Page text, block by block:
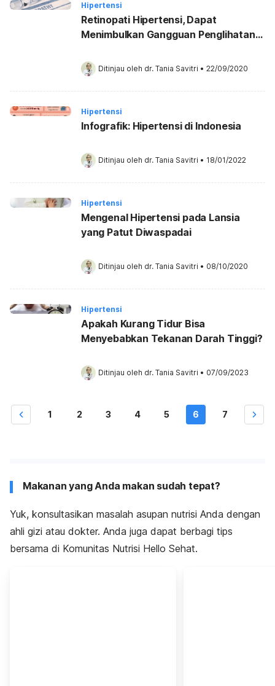
Hipertensi
Retinopati Hipertensi, Dapat
Menimbulkan Gangguan Penglihatan
Ditinjau oleh dr. Tania Savitri • 22/09/2020
Hipertensi
Infografik: Hipertensi di Indonesia
Ditinjau oleh dr. Tania Savitri • 18/01/2022
Hipertensi
Mengenal Hipertensi pada Lansia
yang Patut Diwaspadai
Ditinjau oleh dr. Tania Savitri • 08/10/2020
Hipertensi
Apakah Kurang Tidur Bisa
Menyebabkan Tekanan Darah Tinggi?
Ditinjau oleh dr. Tania Savitri • 07/09/2023
1 2 3 4 5 6 7
Makanan yang Anda makan sudah tepat?
Yuk, konsultasikan masalah asupan nutrisi Anda dengan
ahli gizi atau dokter. Anda juga dapat berbagi tips
bersama di Komunitas Nutrisi Hello Sehat.